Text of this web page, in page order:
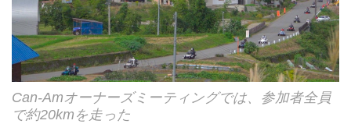
Can-Amオーナーズミーティングでは、参加者全員
で約20kmを走った